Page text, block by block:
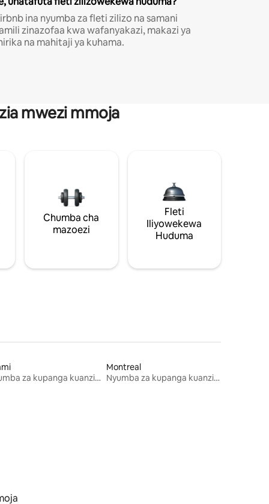
ina nyumba za fleti zilizo na samani
zinazofaa kwa wafanyakazi, makazi ya
na mahitaji ya kuhama.
mwezi mmoja
Chumba cha
mazoezi
Fleti
Iliyowekewa
Huduma
Nyumba za kupanga kuanzia mwezi mmoja
Montreal
Nyumba za kupanga kuanzia mwezi mmoja